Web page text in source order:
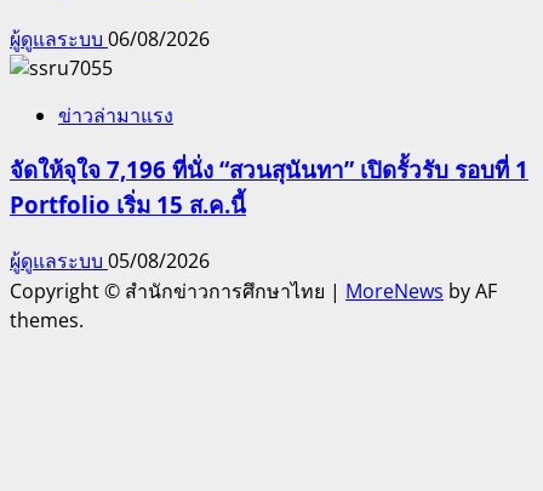
ผู้ดูแลระบบ 06/08/2026
ข่าวล่ามาแรง
จัดให้จุใจ 7,196 ที่นั่ง “สวนสุนันทา” เปิดรั้วรับ รอบที่ 1
Portfolio เริ่ม 15 ส.ค.นี้
ผู้ดูแลระบบ 05/08/2026
Copyright © สำนักข่าวการศึกษาไทย | MoreNews by AF
themes.